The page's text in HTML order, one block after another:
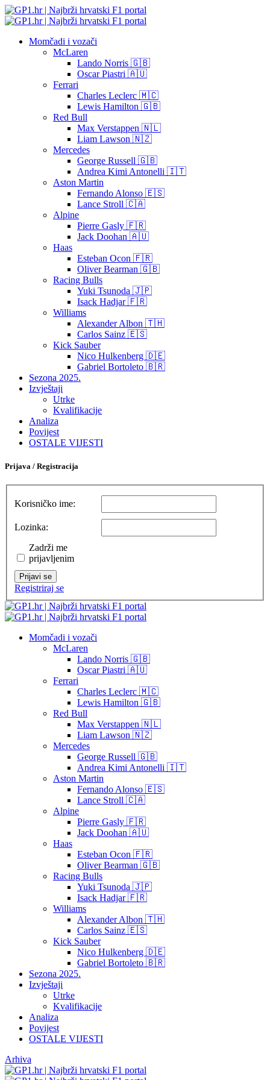
Momčadi i vozači
McLaren
Lando Norris 🇬🇧
Oscar Piastri 🇦🇺
Ferrari
Charles Leclerc 🇲🇨
Lewis Hamilton 🇬🇧
Red Bull
Max Verstappen 🇳🇱
Liam Lawson 🇳🇿
Mercedes
George Russell 🇬🇧
Andrea Kimi Antonelli 🇮🇹
Aston Martin
Fernando Alonso 🇪🇸
Lance Stroll 🇨🇦
Alpine
Pierre Gasly 🇫🇷
Jack Doohan 🇦🇺
Haas
Esteban Ocon 🇫🇷
Oliver Bearman 🇬🇧
Racing Bulls
Yuki Tsunoda 🇯🇵
Isack Hadjar 🇫🇷
Williams
Alexander Albon 🇹🇭
Carlos Sainz 🇪🇸
Kick Sauber
Nico Hulkenberg 🇩🇪
Gabriel Bortoleto 🇧🇷
Sezona 2025.
Izvještaji
Utrke
Kvalifikacije
Analiza
Povijest
OSTALE VIJESTI
Prijava / Registracija
Korisničko ime:
Lozinka:
Zadrži me
prijavljenim
Prijavi se
Registriraj se
Momčadi i vozači
McLaren
Lando Norris 🇬🇧
Oscar Piastri 🇦🇺
Ferrari
Charles Leclerc 🇲🇨
Lewis Hamilton 🇬🇧
Red Bull
Max Verstappen 🇳🇱
Liam Lawson 🇳🇿
Mercedes
George Russell 🇬🇧
Andrea Kimi Antonelli 🇮🇹
Aston Martin
Fernando Alonso 🇪🇸
Lance Stroll 🇨🇦
Alpine
Pierre Gasly 🇫🇷
Jack Doohan 🇦🇺
Haas
Esteban Ocon 🇫🇷
Oliver Bearman 🇬🇧
Racing Bulls
Yuki Tsunoda 🇯🇵
Isack Hadjar 🇫🇷
Williams
Alexander Albon 🇹🇭
Carlos Sainz 🇪🇸
Kick Sauber
Nico Hulkenberg 🇩🇪
Gabriel Bortoleto 🇧🇷
Sezona 2025.
Izvještaji
Utrke
Kvalifikacije
Analiza
Povijest
OSTALE VIJESTI
Arhiva